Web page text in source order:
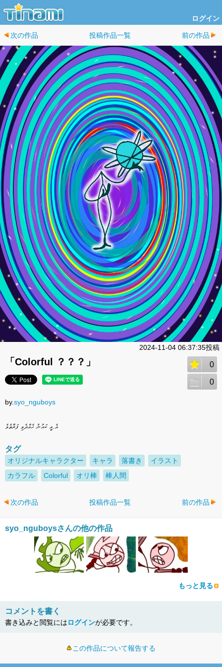
ログイン
次の作品 投稿作品一覧 前の作品
2024-11-04 06:37:35投稿
「Colorful ？？？」 0
0
by.syo_nguboys
އެ.އީ ކައުނު ހެއްދެވި ފަރާތެވެ
タグ
オリジナルキャラクター キャラ 落書き
イラスト
カラフル
Colorful オリ棒 棒人間
次の作品 投稿作品一覧 前の作品
syo_nguboysさんの他の作品
もっと見る
コメントを書く
書き込みと閲覧にはログインが必要です。
この作品について報告する